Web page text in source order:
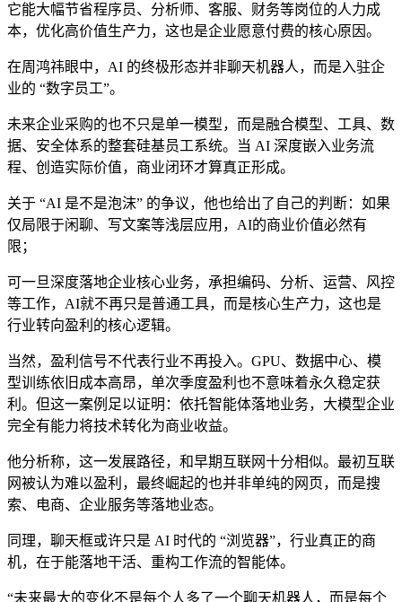
它能大幅节省程序员、分析师、客服、财务等岗位的人力成
本，优化高价值生产力，这也是企业愿意付费的核心原因。
在周鸿祎眼中，AI 的终极形态并非聊天机器人，而是入驻企
业的 “数字员工”。
未来企业采购的也不只是单一模型，而是融合模型、工具、数
据、安全体系的整套硅基员工系统。当 AI 深度嵌入业务流
程、创造实际价值，商业闭环才算真正形成。
关于 “AI 是不是泡沫” 的争议，他也给出了自己的判断：如果
仅局限于闲聊、写文案等浅层应用，AI的商业价值必然有
限；
可一旦深度落地企业核心业务，承担编码、分析、运营、风控
等工作，AI就不再只是普通工具，而是核心生产力，这也是
行业转向盈利的核心逻辑。
当然，盈利信号不代表行业不再投入。GPU、数据中心、模
型训练依旧成本高昂，单次季度盈利也不意味着永久稳定获
利。但这一案例足以证明：依托智能体落地业务，大模型企业
完全有能力将技术转化为商业收益。
他分析称，这一发展路径，和早期互联网十分相似。最初互联
网被认为难以盈利，最终崛起的也并非单纯的网页，而是搜
索、电商、企业服务等落地业态。
同理，聊天框或许只是 AI 时代的 “浏览器”，行业真正的商
机，在于能落地干活、重构工作流的智能体。
“未来最大的变化不是每个人多了一个聊天机器人，而是每个